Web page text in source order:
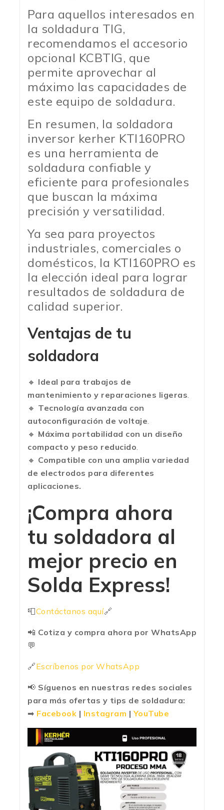
Para aquellos interesados en
la soldadura TIG,
recomendamos el accesorio
opcional KCBTIG, que
permite aprovechar al
máximo las capacidades de
este equipo de soldadura.
En resumen, la soldadora
inversor kerher KTI160PRO
es una herramienta de
soldadura confiable y
eficiente para profesionales
que buscan la máxima
precisión y versatilidad.
Ya sea para proyectos
industriales, comerciales o
domésticos, la KTI160PRO es
la elección ideal para lograr
resultados de soldadura de
calidad superior.
Ventajas de tu
soldadora
🔸 Ideal para trabajos de
mantenimiento y reparaciones ligeras.
🔸 Tecnología avanzada con
autoconfiguración de voltaje.
🔸 Máxima portabilidad con un diseño
compacto y peso reducido.
🔸 Compatible con una amplia variedad
de electrodos para diferentes
aplicaciones.
¡Compra ahora
tu soldadora al
mejor precio en
Solda Express!
📮Contáctanos aquí🔗
📲 Cotiza y compra ahora por WhatsApp
💬
🔗Escríbenos por WhatsApp
📢 Síguenos en nuestras redes sociales
para más ofertas y tips de soldadura:
➡ Facebook | Instagram | YouTube